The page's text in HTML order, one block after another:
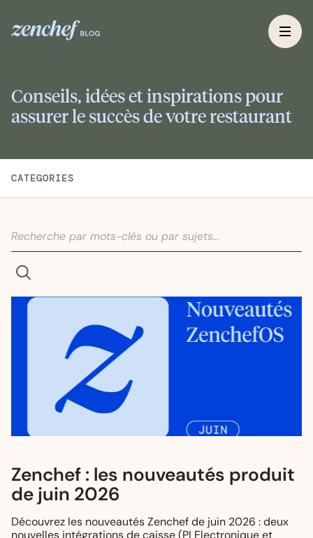
Conseils, idées et inspirations pour
assurer le succès de votre restaurant
CATEGORIES
juin 2026
Zenchef : les nouveautés produit
de juin 2026
Découvrez les nouveautés Zenchef de juin 2026 : deux
nouvelles intégrations de caisse (PI Electronique et